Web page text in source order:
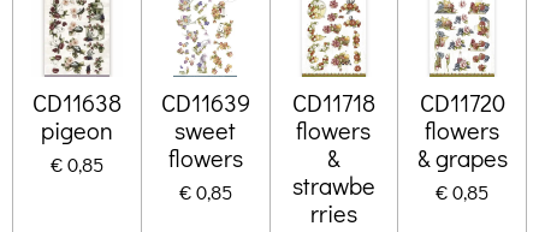
CD11638
pigeon
€ 0,85
CD11639
sweet
flowers
€ 0,85
CD11718
flowers
&
strawbe
rries
CD11720
flowers
& grapes
€ 0,85